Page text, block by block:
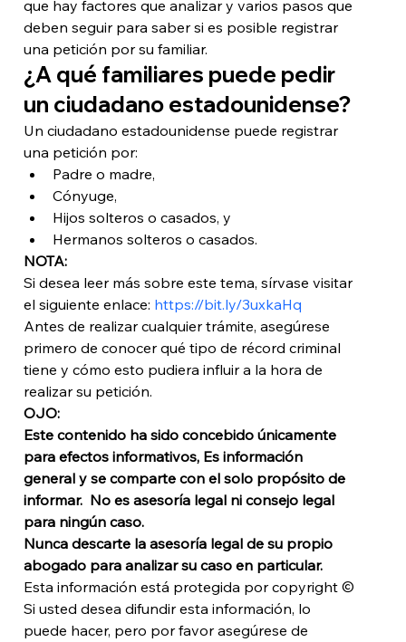
que hay factores que analizar y varios pasos que
deben seguir para saber si es posible registrar
una petición por su familiar.
¿A qué familiares puede pedir
un ciudadano estadounidense?
Un ciudadano estadounidense puede registrar
una petición por:
Padre o madre,
Cónyuge,
Hijos solteros o casados, y
Hermanos solteros o casados.
NOTA:
Si desea leer más sobre este tema, sírvase visitar
el siguiente enlace: https://bit.ly/3uxkaHq
Antes de realizar cualquier trámite, asegúrese
primero de conocer qué tipo de récord criminal
tiene y cómo esto pudiera influir a la hora de
realizar su petición.
OJO:
Este contenido ha sido concebido únicamente
para efectos informativos, Es información
general y se comparte con el solo propósito de
informar.  No es asesoría legal ni consejo legal
para ningún caso.
Nunca descarte la asesoría legal de su propio
abogado para analizar su caso en particular.
Esta información está protegida por copyright ©
Si usted desea difundir esta información, lo
puede hacer, pero por favor asegúrese de